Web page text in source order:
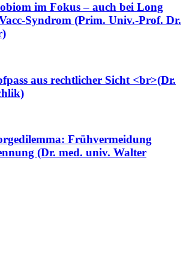
im Fokus – auch bei Long
Syndrom (Prim. Univ.-Prof. Dr.
aus rechtlicher Sicht <br>(Dr.
Frühvermeidung
(Dr. med. univ. Walter